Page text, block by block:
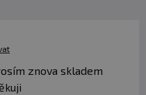
znova skladem